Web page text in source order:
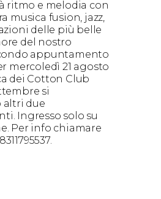
ritmo e melodia con
musica fusion, jazz,
delle più belle
del nostro
appuntamento
mercoledì 21 agosto
dei Cotton Club
si
altri due
Ingresso solo su
Per info chiamare